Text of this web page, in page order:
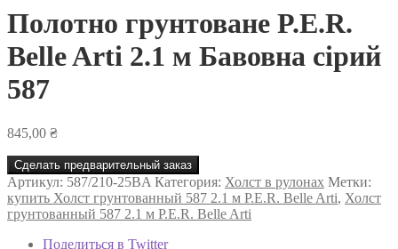
Полотно грунтоване P.E.R.
Belle Arti 2.1 м Бавовна сірий
587
845,00 ₴
Сделать предварительный заказ
Артикул: 587/210-25BA Категория: Холст в рулонах Метки:
купить Холст грунтованный 587 2.1 м P.E.R. Belle Arti, Холст
грунтованный 587 2.1 м P.E.R. Belle Arti
Поделиться в Twitter